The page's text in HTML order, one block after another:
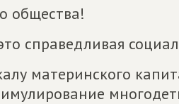
общества!
справедливая
материнского